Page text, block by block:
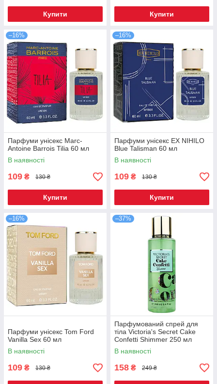
Купити Купити
–16%
Парфуми унісекс Marc-
Antoine Barrois Tilia 60 мл
В наявності
109 ₴ 130 ₴
Купити
–16%
Парфуми унісекс EX NIHILO
Blue Talisman 60 мл
В наявності
109 ₴ 130 ₴
Купити
–16%
Парфуми унісекс Tom Ford
Vanilla Sex 60 мл
В наявності
109 ₴ 130 ₴
–37%
Парфумований спрей для
тіла Victoria's Secret Cake
Confetti Shimmer 250 мл
В наявності
158 ₴ 249 ₴